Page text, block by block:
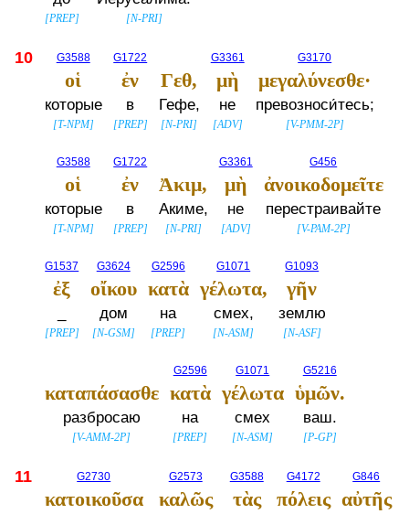
[PREP] [N-PRI]
10 G3588
οἱ
которые
[T-NPM]
G1722
ἐν
в
[PREP]
Γεθ,
Гефе,
[N-PRI]
G3361
μὴ
не
[ADV]
G3170
μεγαλύνεσθε·
превозноси́тесь;
[V-PMM-2P]
G3588
οἱ
которые
[T-NPM]
G1722
ἐν
в
[PREP]
Ἀκιμ,
Акиме,
[N-PRI]
G3361
μὴ
не
[ADV]
G456
ἀνοικοδομεῖτε
перестраивайте
[V-PAM-2P]
G1537
ἐξ
[PREP]
G3624
οἴκου
дом
[N-GSM]
G2596
κατὰ
на
[PREP]
G1071
γέλωτα,
смех,
[N-ASM]
G1093
γῆν
землю
[N-ASF]
καταπάσασθε
разбросаю
[V-AMM-2P]
G2596
κατὰ
на
[PREP]
G1071
γέλωτα
смех
[N-ASM]
G5216
ὑμῶν.
ваш.
[P-GP]
11 G2730
κατοικοῦσα
G2573
καλῶς
G3588
τὰς
G4172
πόλεις
G846
αὐτῆς